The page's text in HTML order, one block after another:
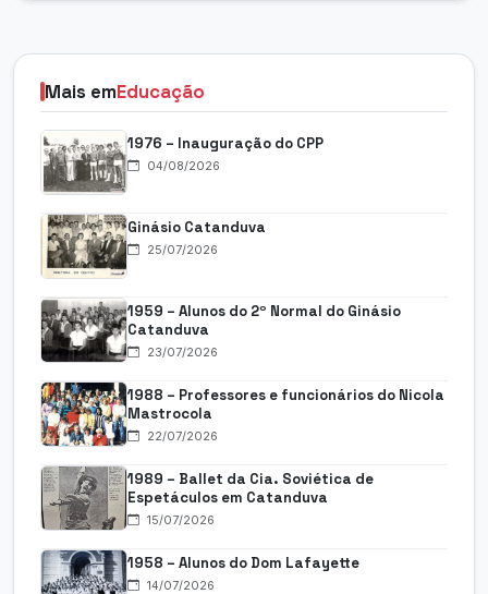
Mais emEducação
1976 – Inauguração do CPP
04/08/2026
Ginásio Catanduva
25/07/2026
1959 – Alunos do 2º Normal do Ginásio
Catanduva
23/07/2026
1988 – Professores e funcionários do Nicola
Mastrocola
22/07/2026
1989 – Ballet da Cia. Soviética de
Espetáculos em Catanduva
15/07/2026
1958 – Alunos do Dom Lafayette
14/07/2026